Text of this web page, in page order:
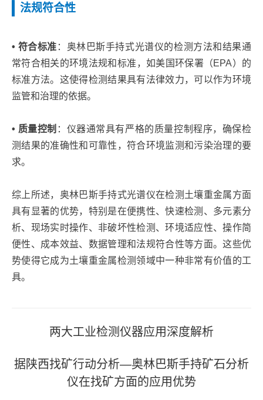
法规符合性
• 符合标准 ：奥林巴斯手持式光谱仪的检测方法和结果通
常符合相关的环境法规和标准，如美国环保署（EPA）的
标准方法。这使得检测结果具有法律效力，可以作为环境
监管和治理的依据。
• 质量控制 ：仪器通常具有严格的质量控制程序，确保检
测结果的准确性和可靠性，符合环境监测和污染治理的要
求。
综上所述，奥林巴斯手持式光谱仪在检测土壤重金属方面
具有显著的优势，特别是在便携性、快速检测、多元素分
析、现场实时操作、非破坏性检测、环境适应性、操作简
便性、成本效益、数据管理和法规符合性等方面。这些优
势使得它成为土壤重金属检测领域中一种非常有价值的工
具。
导
两大工业检测仪器应用深度解析
据陕西找矿行动分析—奥林巴斯手持矿石分析
仪在找矿方面的应用优势